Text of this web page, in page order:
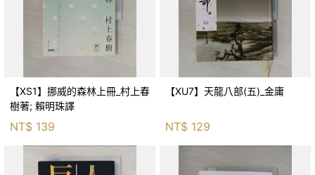
【XS1】挪威的森林上冊_村上春
樹著; 賴明珠譯
NT$ 139
【XU7】天龍八部(五)_金庸
NT$ 129